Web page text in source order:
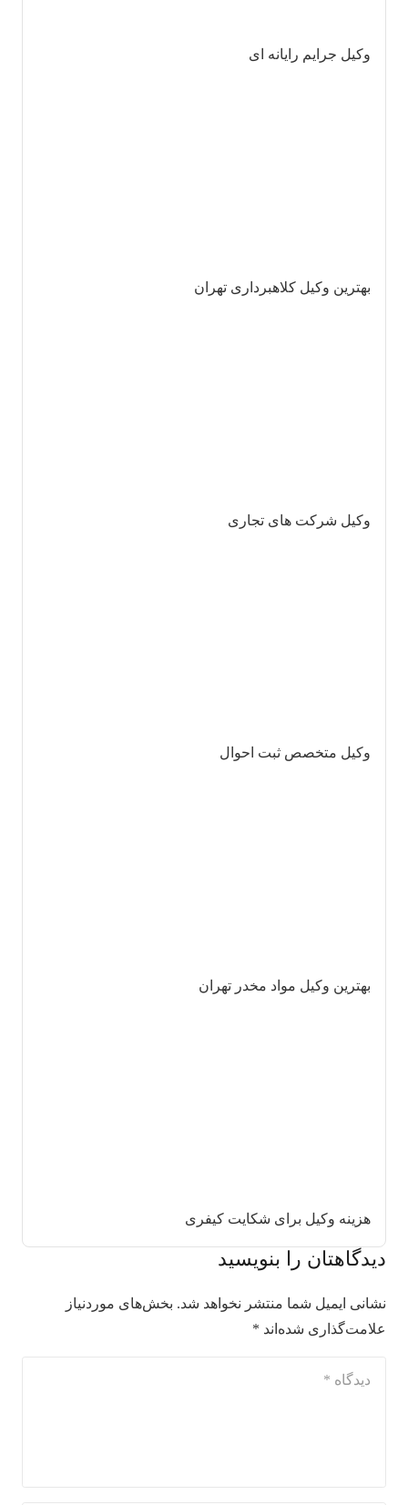
وکیل جرایم رایانه ای
بهترین وکیل کلاهبرداری تهران
وکیل شرکت های تجاری
وکیل متخصص ثبت احوال
بهترین وکیل مواد مخدر تهران
هزینه وکیل برای شکایت کیفری
دیدگاهتان را بنویسید
نشانی ایمیل شما منتشر نخواهد شد. بخش‌های موردنیاز
علامت‌گذاری شده‌اند *